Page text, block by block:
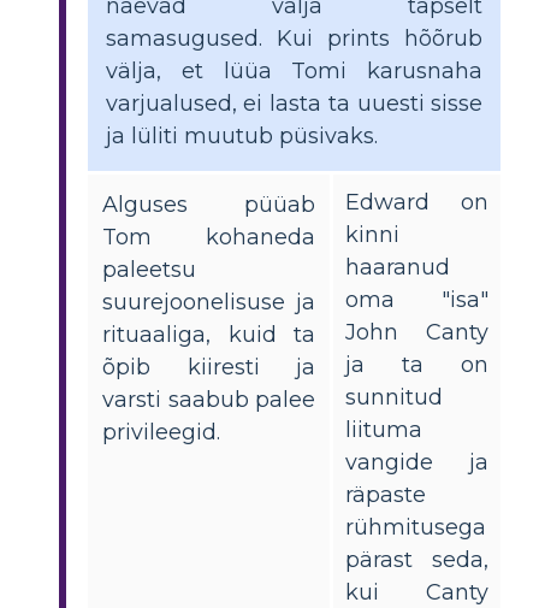
näevad välja täpselt
samasugused. Kui prints hõõrub
välja, et lüüa Tomi karusnaha
varjualused, ei lasta ta uuesti sisse
ja lüliti muutub püsivaks.
Alguses püüab
Tom kohaneda
paleetsu
suurejoonelisuse ja
rituaaliga, kuid ta
õpib kiiresti ja
varsti saabub palee
privileegid.
Edward on
kinni
haaranud
oma "isa"
John Canty
ja ta on
sunnitud
liituma
vangide ja
räpaste
rühmitusega
pärast seda,
kui Canty